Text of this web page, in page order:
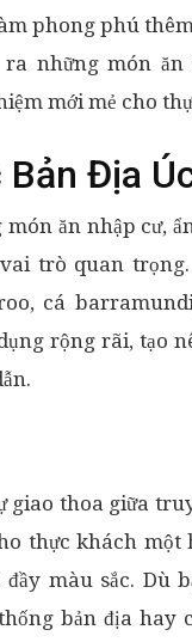
phong phú
những món ăn
mới mẻ cho
Địa
ăn nhập cư,
trò quan
cá
rộng rãi, tạo
giao thoa giữa
thực khách
màu sắc. Dù
bản địa hay